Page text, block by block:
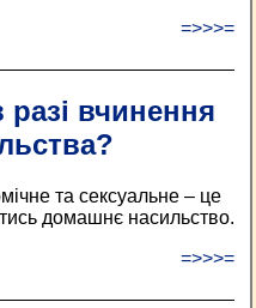
=>>>=
разі вчинення
та сексуальне – це
домашнє насильство.
=>>>=